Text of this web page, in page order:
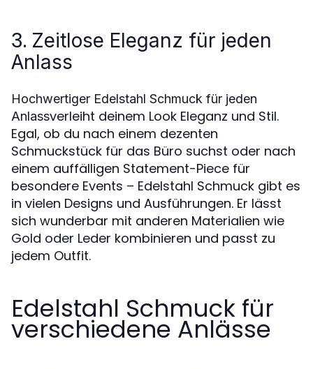
3. Zeitlose Eleganz für jeden
Anlass
Hochwertiger Edelstahl Schmuck für jeden
Anlassverleiht deinem Look Eleganz und Stil.
Egal, ob du nach einem dezenten
Schmuckstück für das Büro suchst oder nach
einem auffälligen Statement-Piece für
besondere Events – Edelstahl Schmuck gibt es
in vielen Designs und Ausführungen. Er lässt
sich wunderbar mit anderen Materialien wie
Gold oder Leder kombinieren und passt zu
jedem Outfit.
Edelstahl Schmuck für
verschiedene Anlässe